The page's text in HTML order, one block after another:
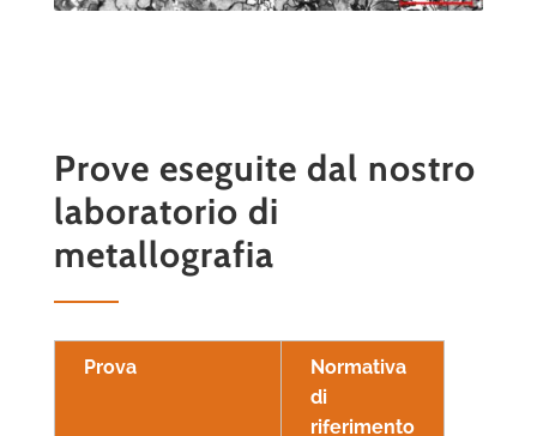
Prove eseguite dal nostro
laboratorio di
metallografia
Prova
Normativa
di
riferimento